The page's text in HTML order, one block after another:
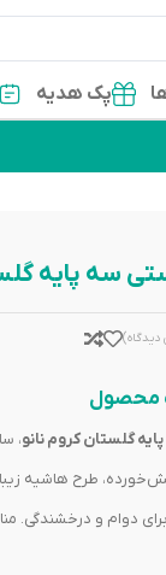
پک هدیه
سه پایه
دیدگاه)
محصول
گلستان کروم نانو،
طرح هاشیه
دوام و